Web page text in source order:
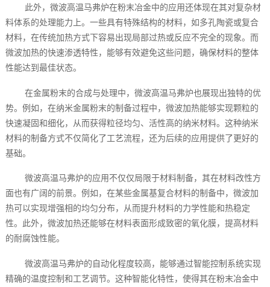
此外，微波高温马弗炉在粉末冶金中的应用还体现在其对复杂材
料体系的处理能力上。一些具有特殊结构的材料，如多孔陶瓷或复合
材料，在传统加热方式下容易出现局部过热或反应不完全的现象。而
微波加热的快速渗透特性，能够有效避免这些问题，确保材料的整体
性能达到最佳状态。
在金属粉末的合成与处理中，微波高温马弗炉也展现出独特的优
势。例如，在纳米金属粉末的制备过程中，微波加热能够实现颗粒的
快速凝固和细化，从而获得粒径均匀、活性高的纳米材料。这种纳米
材料的制备方式不仅简化了工艺流程，还为后续的应用提供了更好的
基础。
微波高温马弗炉的应用不仅仅局限于材料制备，其在材料改性方
面也有广阔的前景。例如，在某些金属基复合材料的制备中，微波加
热可以实现增强相的均匀分布，从而提升材料的力学性能和热稳定
性。此外，微波加热还能够在材料表面形成致密的氧化膜，提高材料
的耐腐蚀性能。
微波高温马弗炉的自动化程度较高，能够通过智能控制系统实现
精确的温度控制和工艺调节。这种智能化特性，使得其在粉末冶金中